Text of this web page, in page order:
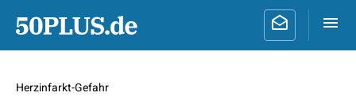
Herzinfarkt-Gefahr